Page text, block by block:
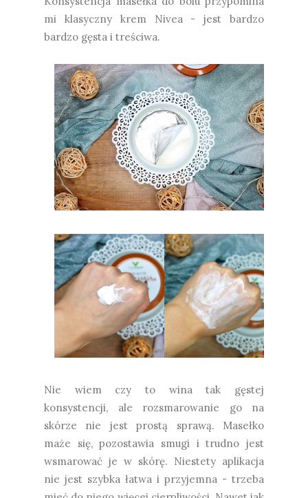
mi klasyczny krem Nivea - jest bardzo
bardzo gęsta i treściwa.
Nie wiem czy to wina tak gęstej
konsystencji, ale rozsmarowanie go na
skórze nie jest prostą sprawą. Masełko
maże się, pozostawia smugi i trudno jest
wsmarować je w skórę. Niestety aplikacja
nie jest szybka łatwa i przyjemna - trzeba